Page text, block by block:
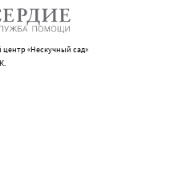
центр «Нескучный сад»